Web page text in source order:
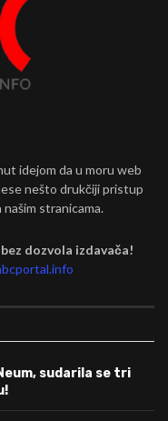
idejom da u moru web
nešto drukčiji pristup
stranicama.
dozvola izdavača!
sudarila se tri